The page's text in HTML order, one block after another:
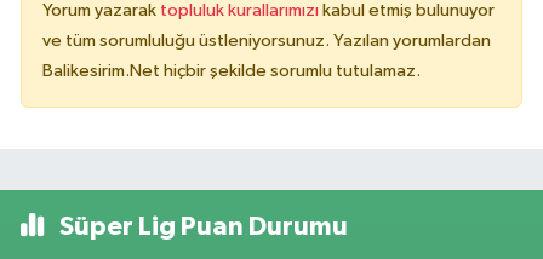
Yorum yazarak topluluk kurallarımızı kabul etmiş bulunuyor
ve tüm sorumluluğu üstleniyorsunuz. Yazılan yorumlardan
Balikesirim.Net hiçbir şekilde sorumlu tutulamaz.
Süper Lig Puan Durumu